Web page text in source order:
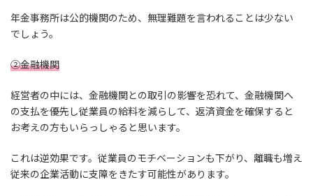
年金事務所は公的機関のため、無理難題を言われることは少ない
でしょう。
②金融機関
経営者の中には、金融機関との取引の影響を恐れて、金融機関へ
の支払を優先し従業員の給料を減らして、返済資金を確保すると
お考えの方もいらっしゃると思います。
これは逆効果です。従業員のモチベーションも下がり、離職も増え
従来の企業活動に支障をきたす可能性があります。